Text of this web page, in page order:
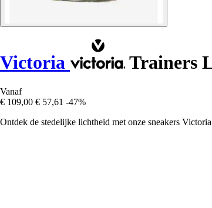
Victoria Trainers
Vanaf
€ 109,00 € 57,61 -47%
Ontdek de stedelijke lichtheid met onze sneakers